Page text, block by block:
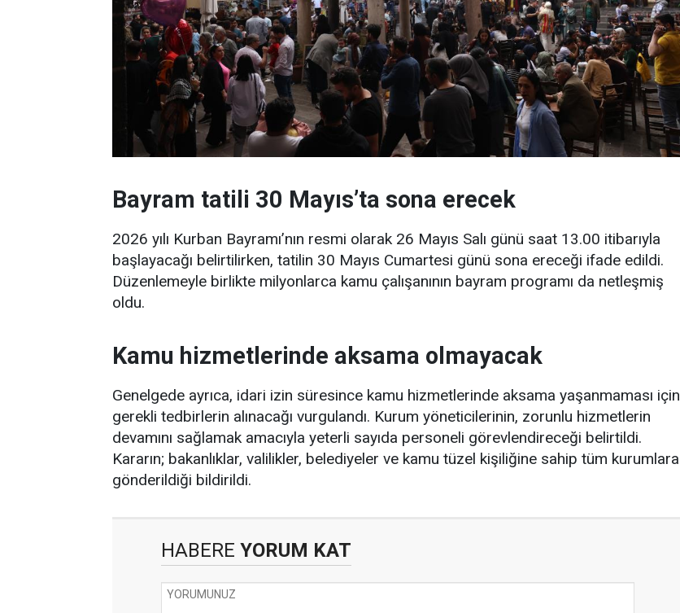
Bayram tatili 30 Mayıs’ta sona erecek
2026 yılı Kurban Bayramı’nın resmi olarak 26 Mayıs Salı günü saat 13.00 itibarıyla
başlayacağı belirtilirken, tatilin 30 Mayıs Cumartesi günü sona ereceği ifade edildi.
Düzenlemeyle birlikte milyonlarca kamu çalışanının bayram programı da netleşmiş
oldu.
Kamu hizmetlerinde aksama olmayacak
Genelgede ayrıca, idari izin süresince kamu hizmetlerinde aksama yaşanmaması için
gerekli tedbirlerin alınacağı vurgulandı. Kurum yöneticilerinin, zorunlu hizmetlerin
devamını sağlamak amacıyla yeterli sayıda personeli görevlendireceği belirtildi.
Kararın; bakanlıklar, valilikler, belediyeler ve kamu tüzel kişiliğine sahip tüm kurumlara
gönderildiği bildirildi.
HABERE YORUM KAT